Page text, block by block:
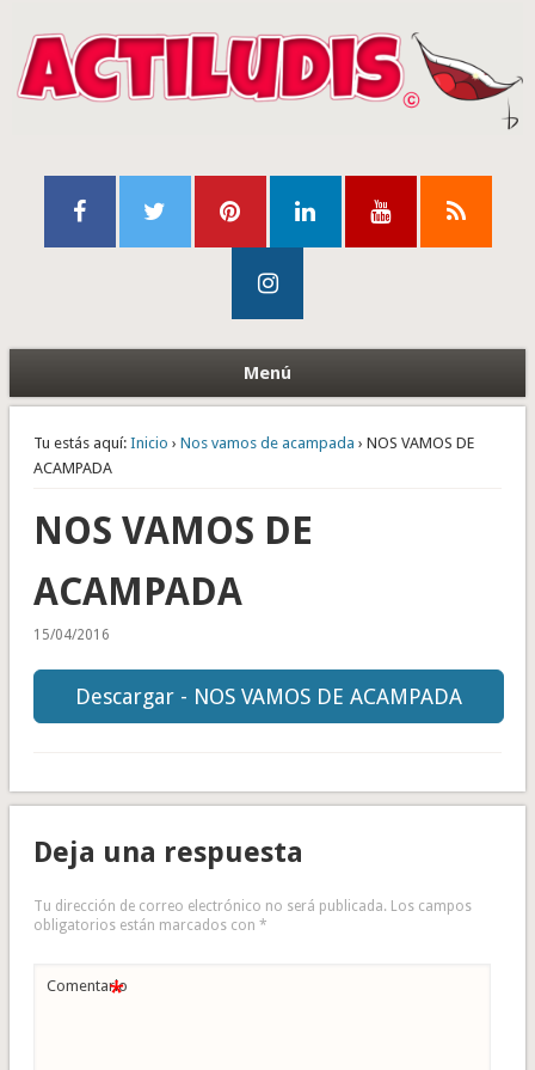
Menú
Tu estás aquí: Inicio › Nos vamos de acampada › NOS VAMOS DE
ACAMPADA
NOS VAMOS DE
ACAMPADA
15/04/2016
Descargar - NOS VAMOS DE ACAMPADA
Deja una respuesta
Tu dirección de correo electrónico no será publicada. Los campos
obligatorios están marcados con *
Comentario
*